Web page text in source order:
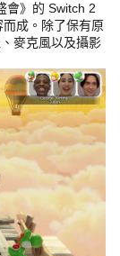
會》的 Switch 2
成。除了保有原
麥克風以及攝影